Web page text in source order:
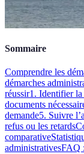
Sommaire
Comprendre les
démarches
réussir1. Identifier la
documents
demande5. Suivre
refus ou les retards
comparative
administrativesFAQ